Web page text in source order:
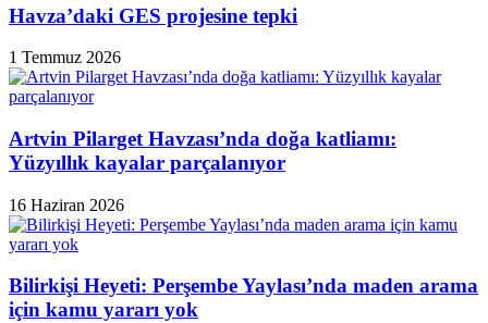
Havza’daki GES projesine tepki
1 Temmuz 2026
Artvin Pilarget Havzası’nda doğa katliamı:
Yüzyıllık kayalar parçalanıyor
16 Haziran 2026
Bilirkişi Heyeti: Perşembe Yaylası’nda maden arama
için kamu yararı yok